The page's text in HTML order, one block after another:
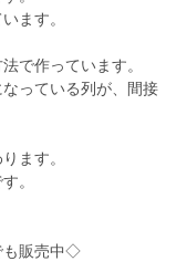
ます。
で作っています。
っている列が、間接
ます。
。
も販売中◇